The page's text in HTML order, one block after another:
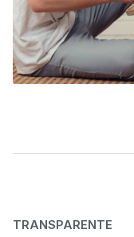
TRANSPARENTE